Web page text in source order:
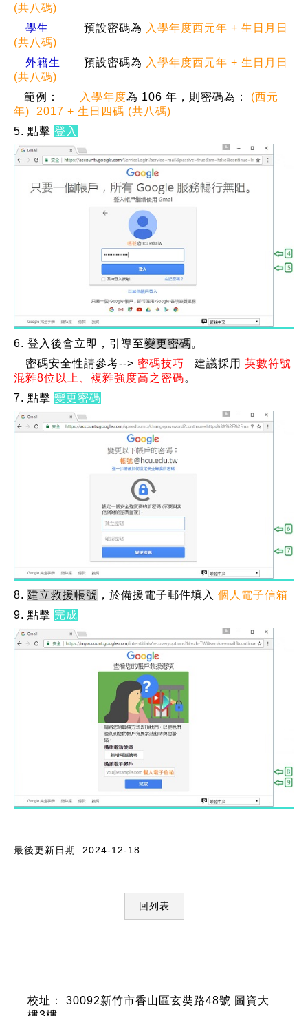
(共八 碼)
學生 預設密碼為 入學年度西元年 + 生日月日
(共八 碼)
外籍生 預設密碼為 入學年度西元年 + 生日月日
(共八 碼)
範例：
入學年度為 106 年，則密碼為：
(西元
年) 2017 + 生日四碼 (共八碼)
5. 點擊 登入
6. 登入後會立即，引導至變更密碼。
密碼安全性請參考--> 密碼技巧 建議採用 英數符號
混雜8位以上、複雜強度高之密碼。
7. 點擊 變更密碼
8. 建立救援帳號 ，於備援電子郵件填入 個人電子信箱
9. 點擊 完成
最後更新日期: 2024-12-18
回列表
校址： 30092新竹市香山區玄奘路48號 圖資大